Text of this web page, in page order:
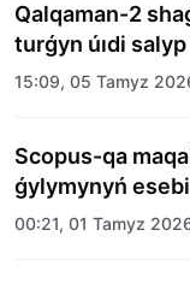
Qalqaman-2
turǵyn úıdi
15:09, 05 Tamyz
Scopus-qa
ǵylymynyń
00:21, 01 Tamyz